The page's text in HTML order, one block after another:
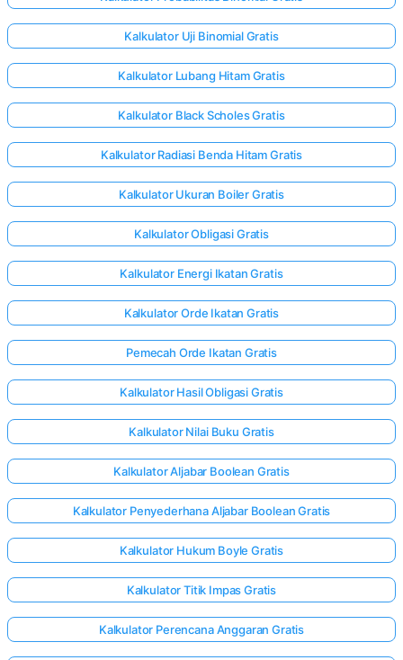
Kalkulator Uji Binomial Gratis
Kalkulator Lubang Hitam Gratis
Kalkulator Black Scholes Gratis
Kalkulator Radiasi Benda Hitam Gratis
Kalkulator Ukuran Boiler Gratis
Kalkulator Obligasi Gratis
Kalkulator Energi Ikatan Gratis
Kalkulator Orde Ikatan Gratis
Pemecah Orde Ikatan Gratis
Kalkulator Hasil Obligasi Gratis
Kalkulator Nilai Buku Gratis
Kalkulator Aljabar Boolean Gratis
Kalkulator Penyederhana Aljabar Boolean Gratis
Kalkulator Hukum Boyle Gratis
Kalkulator Titik Impas Gratis
Kalkulator Perencana Anggaran Gratis